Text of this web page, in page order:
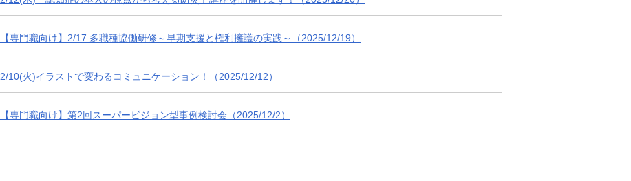
【専門職向け】2/17 多職種協働研修～早期支援と権利擁護の実践～（2025/12/19）
2/10(火)イラストで変わるコミュニケーション！（2025/12/12）
【専門職向け】第2回スーパービジョン型事例検討会（2025/12/2）